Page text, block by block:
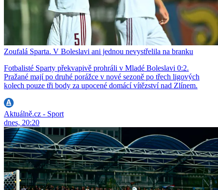
Zoufalá Sparta. V Boleslavi ani jednou nevystřelila na branku
Fotbalisté Sparty překvapivě prohráli v Mladé Boleslavi 0:2.
Pražané mají po druhé porážce v nové sezoně po třech ligových
kolech pouze tři body za upocené domácí vítězství nad Zlínem.
Aktuálně.cz - Sport
dnes, 20:20